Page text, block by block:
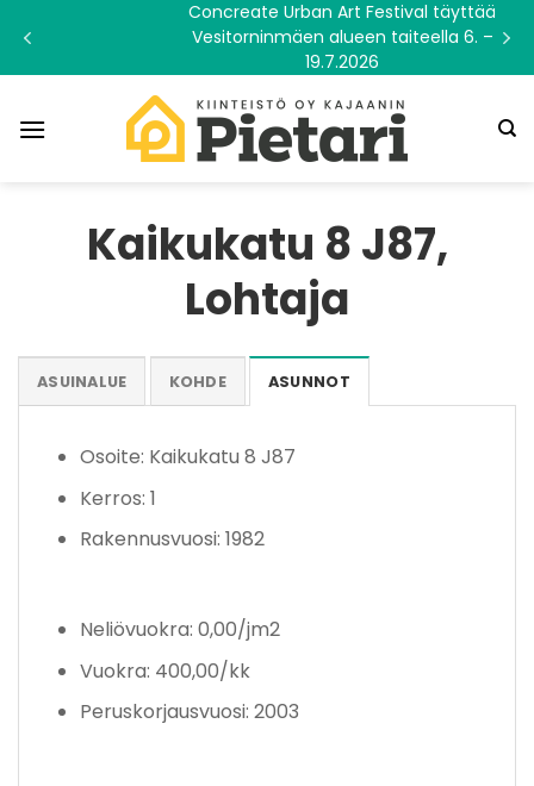
content
Concreate Urban Art Festival täyttää
Vesitorninmäen alueen taiteella 6. –
Kaikukatu 8 J87,
Lohtaja
ASUINALUE KOHDE ASUNNOT
Osoite: Kaikukatu 8 J87
Kerros: 1
Rakennusvuosi: 1982
Neliövuokra: 0,00/jm2
Vuokra: 400,00/kk
Peruskorjausvuosi: 2003